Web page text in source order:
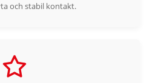
och stabil kontakt.